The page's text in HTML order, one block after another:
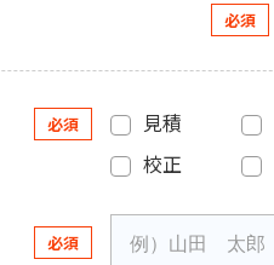
見積
校正